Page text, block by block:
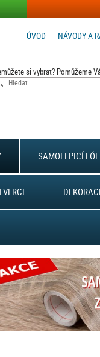
NÁVODY A
ÚVOD
si vybrat? Pomůžeme
SAMOLEPICÍ